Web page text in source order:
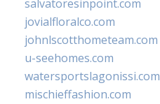
salvatoresinpoint.com
jovialfloralco.com
johnlscotthometeam.com
u-seehomes.com
watersportslagonissi.com
mischieffashion.com